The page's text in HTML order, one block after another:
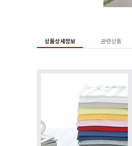
상품상세정보 관련상품